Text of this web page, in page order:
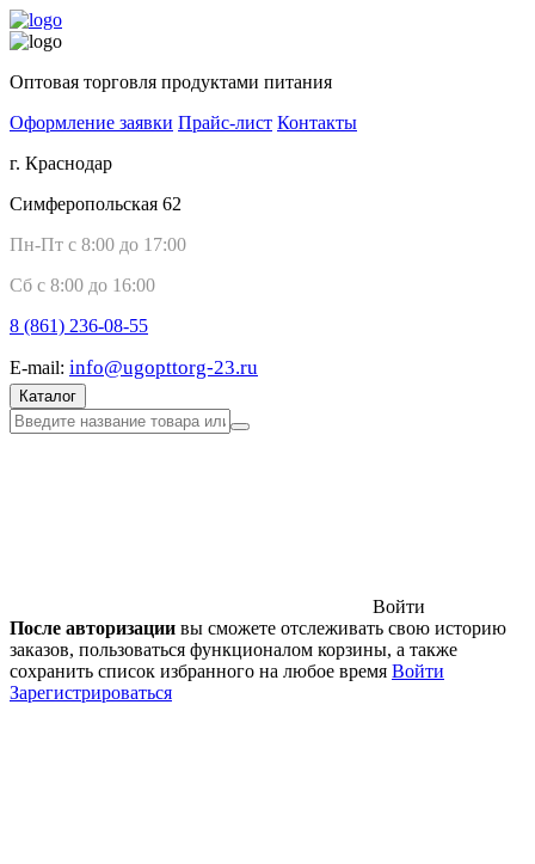
Оптовая торговля продуктами питания
Оформление заявки Прайс-лист Контакты
г. Краснодар
Симферопольская 62
Пн-Пт с 8:00 до 17:00
Сб с 8:00 до 16:00
8 (861) 236-08-55
E-mail: info@ugopttorg-23.ru
Каталог
Войти
После авторизации вы сможете отслеживать свою историю
заказов, пользоваться функционалом корзины, а также
сохранить список избранного на любое время Войти
Зарегистрироваться